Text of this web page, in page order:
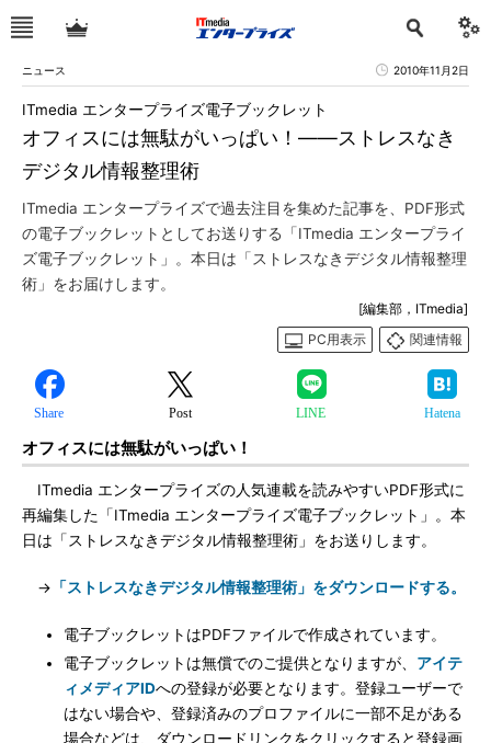
ニュース 2010年11月2日
オフィスには無駄がいっぱい！――ストレスなき
デジタル情報整理術
ITmedia エンタープライズ電子ブックレット
ITmedia エンタープライズで過去注目を集めた記事を、PDF形式
の電子ブックレットとしてお送りする「ITmedia エンタープライ
ズ電子ブックレット」。本日は「ストレスなきデジタル情報整理
術」をお届けします。
[編集部，ITmedia]
PC用表示
関連情報
Share Post LINE Hatena
オフィスには無駄がいっぱい！
ITmedia エンタープライズの人気連載を読みやすいPDF形式に
再編集した「ITmedia エンタープライズ電子ブックレット」。本
日は「ストレスなきデジタル情報整理術」をお送りします。
→ 「ストレスなきデジタル情報整理術」をダウンロードする。
電子ブックレットはPDFファイルで作成されています。
電子ブックレットは無償でのご提供となりますが、 アイテ
ィメディアIDへの登録が必要となります。登録ユーザーで
はない場合や、登録済みのプロファイルに一部不足がある
場合などは、ダウンロードリンクをクリックすると登録画